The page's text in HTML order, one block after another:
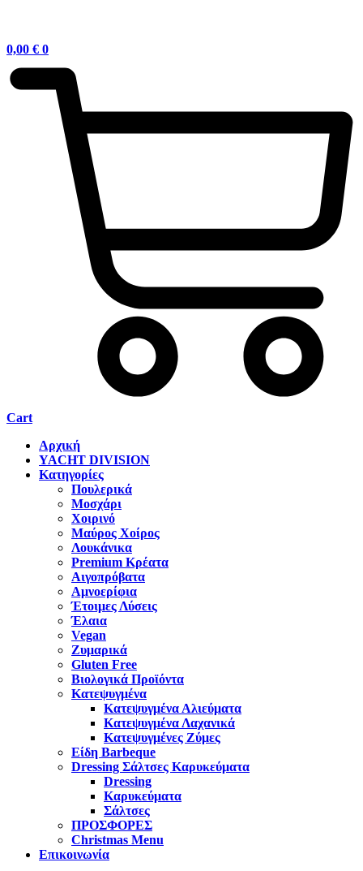
0,00 € 0
Cart
Αρχική
YACHT DIVISION
Κατηγορίες
Πουλερικά
Μοσχάρι
Χοιρινό
Μαύρος Χοίρος
Λουκάνικα
Premium Κρέατα
Αιγοπρόβατα
Αμνοερίφια
Έτοιμες Λύσεις
Έλαια
Vegan
Ζυμαρικά
Gluten Free
Βιολογικά Προϊόντα
Κατεψυγμένα
Κατεψυγμένα Αλιεύματα
Κατεψυγμένα Λαχανικά
Κατεψυγμένες Ζύμες
Είδη Barbeque
Dressing Σάλτσες Καρυκεύματα
Dressing
Καρυκεύματα
Σάλτσες
ΠΡΟΣΦΟΡΕΣ
Christmas Menu
Επικοινωνία